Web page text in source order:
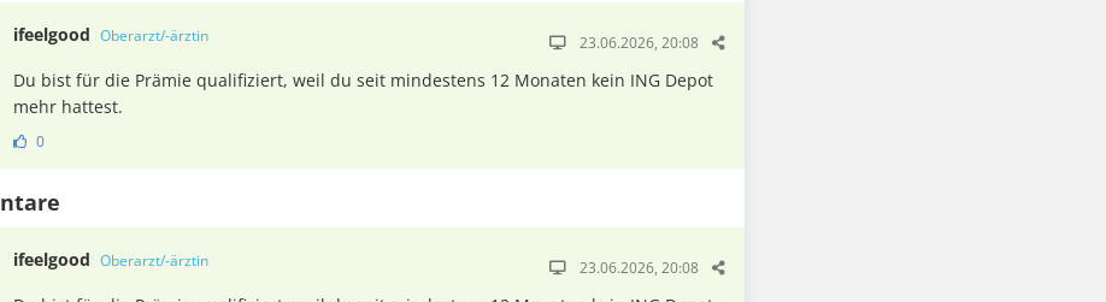
ifeelgood Oberarzt/-ärztin 23.06.2026, 20:08
Du bist für die Prämie qualifiziert, weil du seit mindestens 12 Monaten kein ING Depot
mehr hattest.
0
ifeelgood Oberarzt/-ärztin 23.06.2026, 20:08